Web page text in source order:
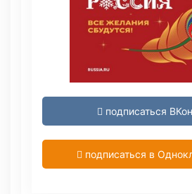
подписаться
подписаться в